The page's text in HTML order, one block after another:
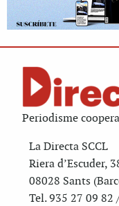
Periodisme
La Directa SCCL
Riera d’Escuder,
08028 Sants
Tel. 935 27 09 82